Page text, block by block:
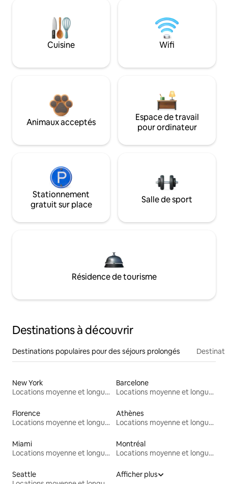
Cuisine Wifi
Animaux acceptés
Espace de travail
pour ordinateur
Stationnement
gratuit sur place
Salle de sport
Résidence de tourisme
Destinations à découvrir
Destinations populaires pour des séjours prolongés
New York
Locations moyenne et longue durée
Barcelone
Locations moyenne et longue durée
Florence
Locations moyenne et longue durée
Athènes
Locations moyenne et longue durée
Miami
Locations moyenne et longue durée
Montréal
Locations moyenne et longue durée
Seattle
Afficher plus